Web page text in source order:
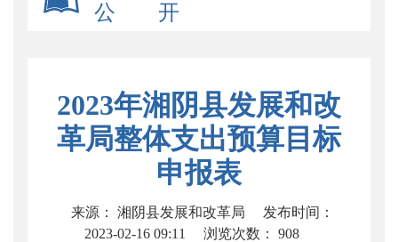
公 开
2023年湘阴县发展和改
革局整体支出预算目标
申报表
来源： 湘阴县发展和改革局
发布时间：
2023-02-16 09:11
浏览次数： 908